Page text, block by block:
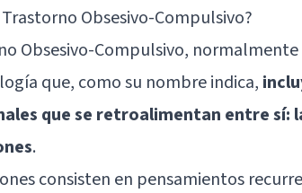
Trastorno Obsesivo-Compulsivo?
Obsesivo-Compulsivo, normalmente
que, como su nombre indica,
que se retroalimentan entre sí:
.
consisten en pensamientos